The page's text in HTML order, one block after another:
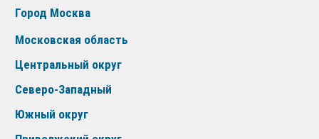
Город Москва
Московская область
Центральный округ
Северо-Западный
Южный округ